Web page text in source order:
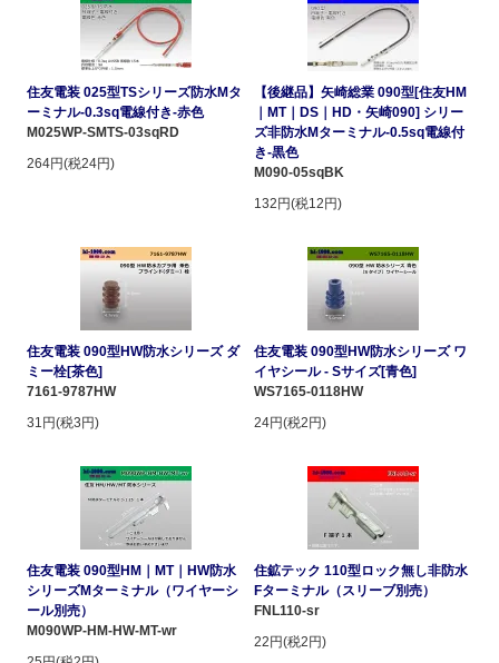
住友電装 025型TSシリーズ防水Mタ
ーミナル-0.3sq電線付き-赤色
M025WP-SMTS-03sqRD
264円(税24円)
【後継品】矢崎総業 090型[住友HM
｜MT｜DS｜HD・矢崎090] シリー
ズ非防水Mターミナル-0.5sq電線付
き-黒色
M090-05sqBK
132円(税12円)
住友電装 090型HW防水シリーズ ダ
ミー栓[茶色]
7161-9787HW
31円(税3円)
住友電装 090型HW防水シリーズ ワ
イヤシール - Sサイズ[青色]
WS7165-0118HW
24円(税2円)
住友電装 090型HM｜MT｜HW防水
シリーズMターミナル（ワイヤーシ
ール別売）
M090WP-HM-HW-MT-wr
住鉱テック 110型ロック無し非防水
Fターミナル（スリーブ別売）
FNL110-sr
22円(税2円)